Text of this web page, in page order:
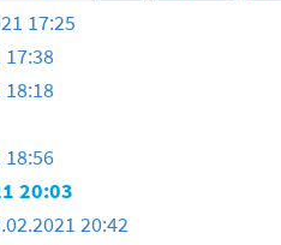
17:25
17:38
18:18
18:56
20:03
20:42